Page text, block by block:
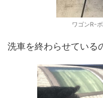
ワゴンR-
洗車を終わらせている